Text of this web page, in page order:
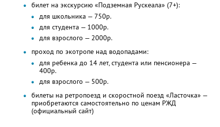
билет на экскурсию «Подземная Рускеала» (7+):
для школьника — 750р.
для студента — 1000р.
для взрослого — 2000р.
проход по экотропе над водопадами:
для ребенка до 14 лет, студента или пенсионера —
400р.
для взрослого — 500р.
билеты на ретропоезд и скоростной поезд «Ласточка» —
приобретаются самостоятельно по ценам РЖД
(официальный сайт)